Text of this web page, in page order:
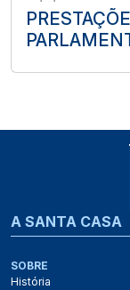
A SANTA CASA
SOBRE
História